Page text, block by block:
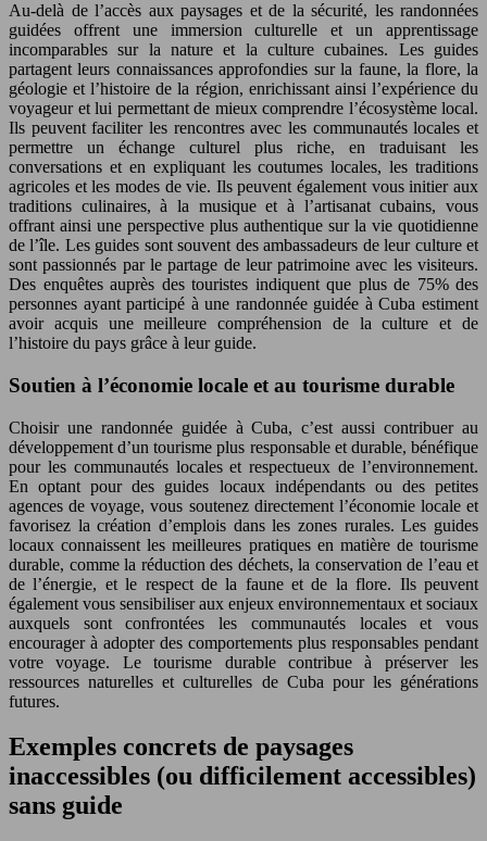
Au-delà de l’accès aux paysages et de la sécurité, les randonnées
guidées offrent une immersion culturelle et un apprentissage
incomparables sur la nature et la culture cubaines. Les guides
partagent leurs connaissances approfondies sur la faune, la flore, la
géologie et l’histoire de la région, enrichissant ainsi l’expérience du
voyageur et lui permettant de mieux comprendre l’écosystème local.
Ils peuvent faciliter les rencontres avec les communautés locales et
permettre un échange culturel plus riche, en traduisant les
conversations et en expliquant les coutumes locales, les traditions
agricoles et les modes de vie. Ils peuvent également vous initier aux
traditions culinaires, à la musique et à l’artisanat cubains, vous
offrant ainsi une perspective plus authentique sur la vie quotidienne
de l’île. Les guides sont souvent des ambassadeurs de leur culture et
sont passionnés par le partage de leur patrimoine avec les visiteurs.
Des enquêtes auprès des touristes indiquent que plus de 75% des
personnes ayant participé à une randonnée guidée à Cuba estiment
avoir acquis une meilleure compréhension de la culture et de
l’histoire du pays grâce à leur guide.
Soutien à l’économie locale et au tourisme durable
Choisir une randonnée guidée à Cuba, c’est aussi contribuer au
développement d’un tourisme plus responsable et durable, bénéfique
pour les communautés locales et respectueux de l’environnement.
En optant pour des guides locaux indépendants ou des petites
agences de voyage, vous soutenez directement l’économie locale et
favorisez la création d’emplois dans les zones rurales. Les guides
locaux connaissent les meilleures pratiques en matière de tourisme
durable, comme la réduction des déchets, la conservation de l’eau et
de l’énergie, et le respect de la faune et de la flore. Ils peuvent
également vous sensibiliser aux enjeux environnementaux et sociaux
auxquels sont confrontées les communautés locales et vous
encourager à adopter des comportements plus responsables pendant
votre voyage. Le tourisme durable contribue à préserver les
ressources naturelles et culturelles de Cuba pour les générations
futures.
Exemples concrets de paysages
inaccessibles (ou difficilement accessibles)
sans guide